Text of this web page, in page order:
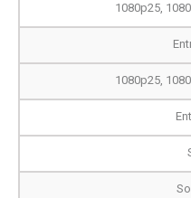
1080p25,
1080p25,